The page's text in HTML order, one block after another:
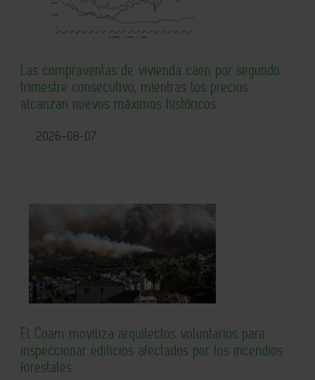
Las compraventas de vivienda caen por segundo
trimestre consecutivo, mientras los precios
alcanzan nuevos máximos históricos
2026-08-07
El Coam moviliza arquitectos voluntarios para
inspeccionar edificios afectados por los incendios
forestales